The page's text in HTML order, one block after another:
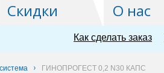
Скидки О нас
Как сделать заказ
ГИНОПРОГЕСТ 0,2 N30 КАПС